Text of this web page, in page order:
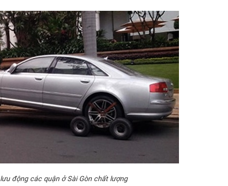
lưu động các quận ở Sài Gòn chất lượng